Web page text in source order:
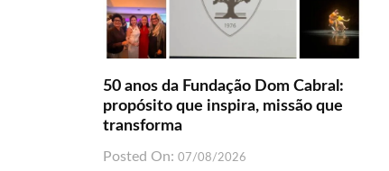
50 anos da Fundação Dom Cabral:
propósito que inspira, missão que
transforma
Posted On: 07/08/2026